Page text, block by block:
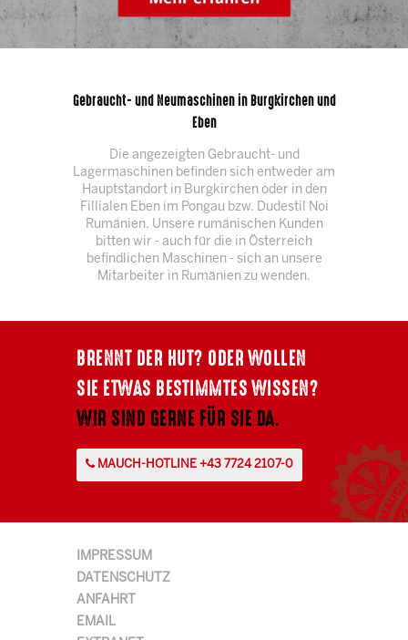
Gebraucht- und Neumaschinen in Burgkirchen und
Eben
Die angezeigten Gebraucht- und
Lagermaschinen befinden sich entweder am
Hauptstandort in Burgkirchen oder in den
Fillialen Eben im Pongau bzw. Dudestil Noi
Rumänien. Unsere rumänischen Kunden
bitten wir - auch für die in Österreich
befindlichen Maschinen - sich an unsere
Mitarbeiter in Rumänien zu wenden.
BRENNT DER HUT? ODER WOLLEN
SIE ETWAS BESTIMMTES WISSEN?
WIR SIND GERNE FÜR SIE DA.
MAUCH-HOTLINE +43 7724 2107-0
IMPRESSUM
DATENSCHUTZ
ANFAHRT
EMAIL